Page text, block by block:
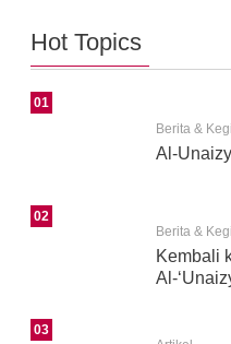
Hot Topics
01
Berita &
Al-
02
Berita &
Kembali
Al-
03